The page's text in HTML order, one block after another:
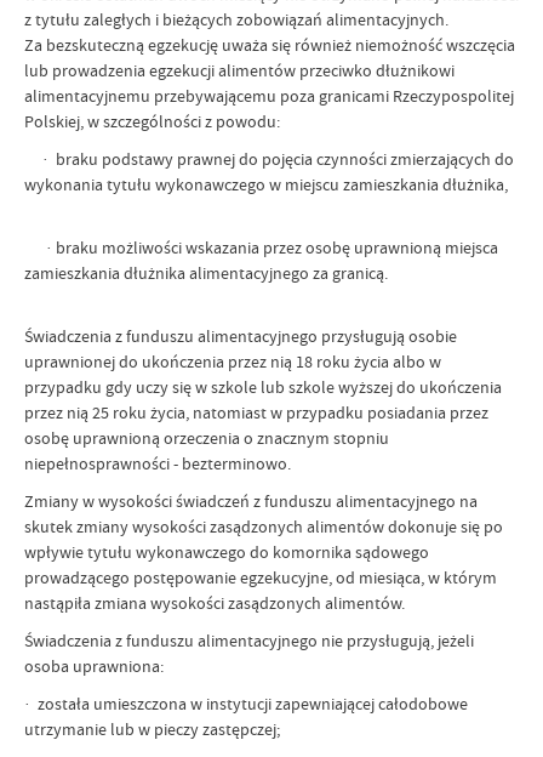
z tytułu zaległych i bieżących zobowiązań alimentacyjnych.
Za bezskuteczną egzekucję uważa się również niemożność wszczęcia
lub prowadzenia egzekucji alimentów przeciwko dłużnikowi
alimentacyjnemu przebywającemu poza granicami Rzeczypospolitej
Polskiej, w szczególności z powodu:
· braku podstawy prawnej do pojęcia czynności zmierzających do
wykonania tytułu wykonawczego w miejscu zamieszkania dłużnika,
· braku możliwości wskazania przez osobę uprawnioną miejsca
zamieszkania dłużnika alimentacyjnego za granicą.
Świadczenia z funduszu alimentacyjnego przysługują osobie
uprawnionej do ukończenia przez nią 18 roku życia albo w
przypadku gdy uczy się w szkole lub szkole wyższej do ukończenia
przez nią 25 roku życia, natomiast w przypadku posiadania przez
osobę uprawnioną orzeczenia o znacznym stopniu
niepełnosprawności - bezterminowo.
Zmiany w wysokości świadczeń z funduszu alimentacyjnego na
skutek zmiany wysokości zasądzonych alimentów dokonuje się po
wpływie tytułu wykonawczego do komornika sądowego
prowadzącego postępowanie egzekucyjne, od miesiąca, w którym
nastąpiła zmiana wysokości zasądzonych alimentów.
Świadczenia z funduszu alimentacyjnego nie przysługują, jeżeli
osoba uprawniona:
· została umieszczona w instytucji zapewniającej całodobowe
utrzymanie lub w pieczy zastępczej;